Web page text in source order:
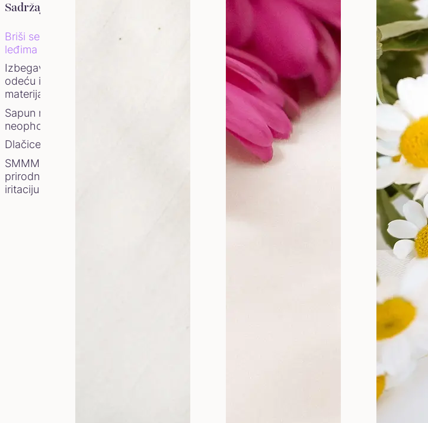
Sadržaj:
Briši se od pozadi ka
leđima
Izbegavajte usku
odeću i sintetičke
materijale
Sapun nije
neophodan
Dlačice su okej
SMMMIR melem:
prirodno rešenje za
iritaciju
Intimna higijena je tema o kojoj se često ne govori dovoljno, ali
regije može pomoći u prevenciji brojnih neprijatnih infekcija i
U ovom članku ćemo vam dati četiri saveta koja će vam